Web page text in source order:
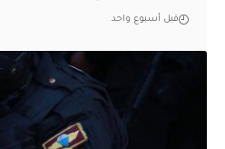
قبل أسبوع واحد